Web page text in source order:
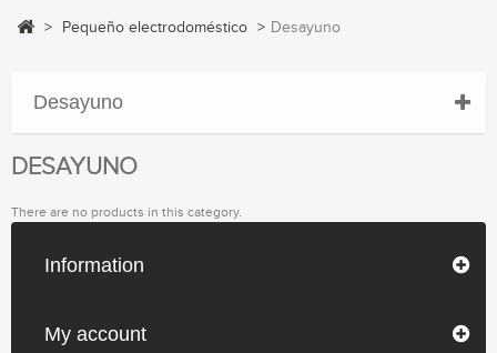
> Pequeño electrodoméstico > Desayuno
Desayuno
DESAYUNO
There are no products in this category.
Information
My account